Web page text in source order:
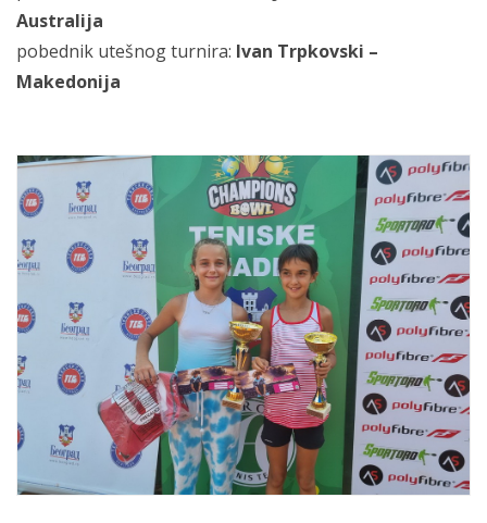
Australija
pobednik utešnog turnira: Ivan Trpkovski –
Makedonija